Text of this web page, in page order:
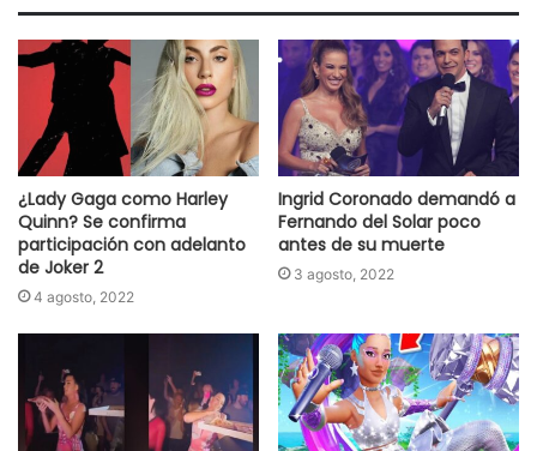
¿Lady Gaga como Harley
Quinn? Se confirma
participación con adelanto
de Joker 2
4 agosto, 2022
Ingrid Coronado demandó a
Fernando del Solar poco
antes de su muerte
3 agosto, 2022